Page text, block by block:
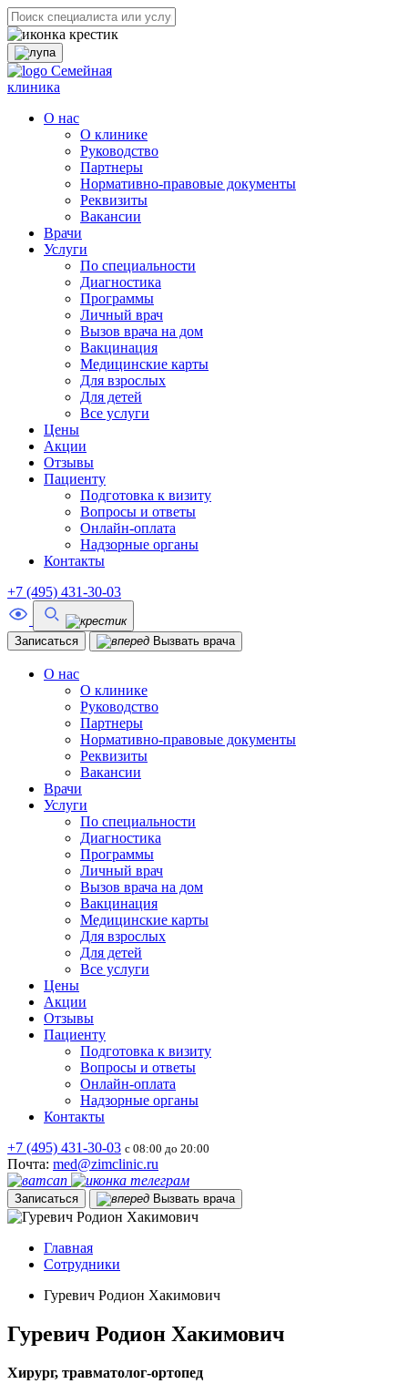
Семейная
клиника
О нас
О клинике
Руководство
Партнеры
Нормативно-правовые документы
Реквизиты
Вакансии
Врачи
Услуги
По специальности
Диагностика
Программы
Личный врач
Вызов врача на дом
Вакцинация
Медицинские карты
Для взрослых
Для детей
Все услуги
Цены
Акции
Отзывы
Пациенту
Подготовка к визиту
Вопросы и ответы
Онлайн-оплата
Надзорные органы
Контакты
+7 (495) 431-30-03
Записаться Вызвать врача
О нас
О клинике
Руководство
Партнеры
Нормативно-правовые документы
Реквизиты
Вакансии
Врачи
Услуги
По специальности
Диагностика
Программы
Личный врач
Вызов врача на дом
Вакцинация
Медицинские карты
Для взрослых
Для детей
Все услуги
Цены
Акции
Отзывы
Пациенту
Подготовка к визиту
Вопросы и ответы
Онлайн-оплата
Надзорные органы
Контакты
+7 (495) 431-30-03 с 08:00 до 20:00
Почта: med@zimclinic.ru
Записаться Вызвать врача
Главная
Сотрудники
Гуревич Родион Хакимович
Гуревич Родион Хакимович
Хирург, травматолог-ортопед